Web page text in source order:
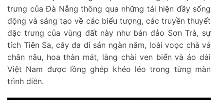
trưng của Đà Nẵng thông qua những tái hiện đầy sống
động và sáng tạo về các biểu tượng, các truyền thuyết
đặc trưng của vùng đất này như bán đảo Sơn Trà, sự
tích Tiên Sa, cây đa di sản ngàn năm, loài voọc chà vá
chân nâu, hoa thàn mát, làng chài ven biển và áo dài
Việt Nam được lồng ghép khéo léo trong từng màn
trình diễn.